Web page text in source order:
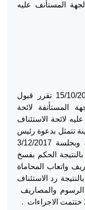
المستأنف عليه
بالمحاكمة الجارية علنا وبجلسة 15/10/2017 تقرر قبول
المستأنفة لائحة
لائحة الاستئناف
تتمثل بدعوة رئيس
اللجنة الطبية العليا لغايات مناقشته وبجلسة 3/12/2017
الحكم بفسخ
واتعاب المحاماة
رد الاستئناف
الرسوم والمصاريف